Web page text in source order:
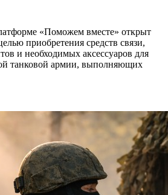
«Поможем вместе» открыт
приобретения средств связи,
и необходимых аксессуаров для
танковой армии, выполняющих